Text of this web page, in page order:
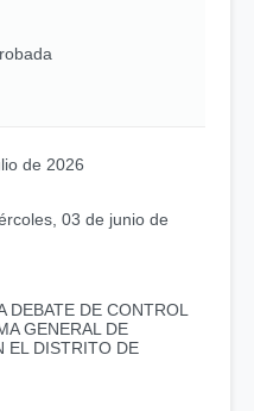
de 2026
03 de junio de
DEBATE DE CONTROL
GENERAL DE
EL DISTRITO DE